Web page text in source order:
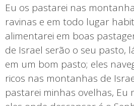
Eu os pastarei nas
ravinas e em todo lugar
alimentarei em boas
de Israel serão o seu pasto,
em um bom pasto; eles
ricos nas montanhas de
pastarei minhas ovelhas, Eu